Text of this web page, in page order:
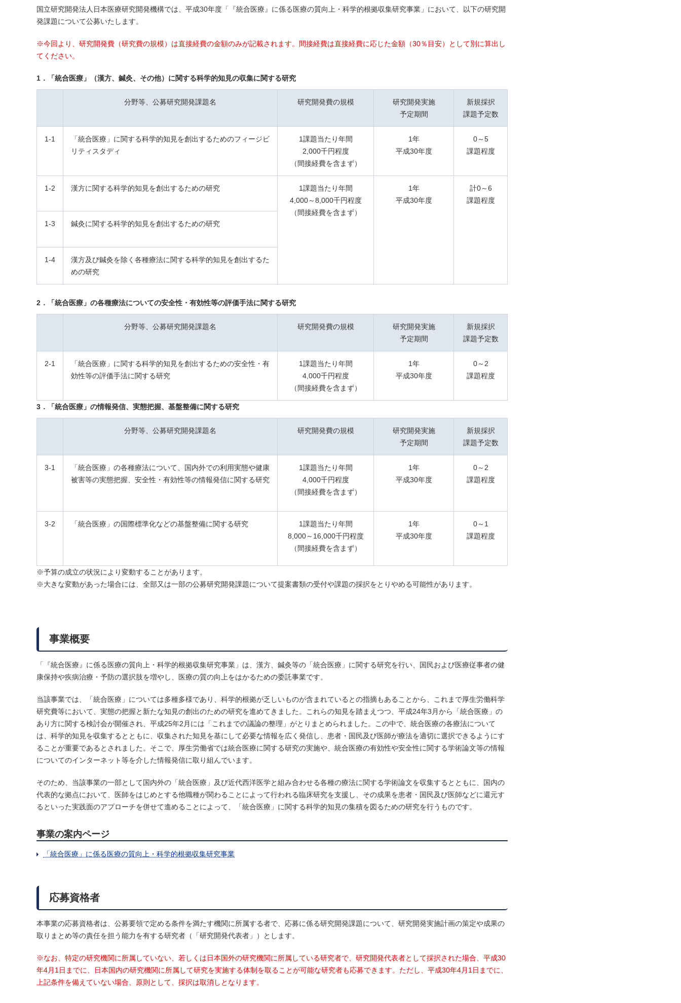
国立研究開発法人日本医療研究開発機構では、平成30年度「『統合医療』に係る医療の質向上・科学的根拠収集研究事業」において、以下の研究開
発課題について公募いたします。
※今回より、研究開発費（研究費の規模）は直接経費の金額のみが記載されます。間接経費は直接経費に応じた金額（30％目安）として別に算出し
てください。
1．「統合医療」（漢方、鍼灸、その他）に関する科学的知見の収集に関する研究
分野等、公募研究開発課題名 研究開発費の規模
研究開発実施
予定期間
新規採択
課題予定数
1-1
「統合医療」に関する科学的知見を創出するためのフィージビ
リティスタディ
1課題当たり年間
2,000千円程度
（間接経費を含まず）
1年
平成30年度
0～5
課題程度
1-2 漢方に関する科学的知見を創出するための研究
1課題当たり年間
4,000～8,000千円程度
（間接経費を含まず）
1年
平成30年度
計0～6
課題程度
1-3 鍼灸に関する科学的知見を創出するための研究
1-4
漢方及び鍼灸を除く各種療法に関する科学的知見を創出するた
めの研究
2．「統合医療」の各種療法についての安全性・有効性等の評価手法に関する研究
分野等、公募研究開発課題名 研究開発費の規模
研究開発実施
予定期間
新規採択
課題予定数
2-1
「統合医療」に関する科学的知見を創出するための安全性・有
効性等の評価手法に関する研究
1課題当たり年間
4,000千円程度
（間接経費を含まず）
1年
平成30年度
0～2
課題程度
3．「統合医療」の情報発信、実態把握、基盤整備に関する研究
分野等、公募研究開発課題名 研究開発費の規模
研究開発実施
予定期間
新規採択
課題予定数
3-1
「統合医療」の各種療法について、国内外での利用実態や健康
被害等の実態把握、安全性・有効性等の情報発信に関する研究
1課題当たり年間
4,000千円程度
（間接経費を含まず）
1年
平成30年度
0～2
課題程度
3-2 「統合医療」の国際標準化などの基盤整備に関する研究
1課題当たり年間
8,000～16,000千円程度
（間接経費を含まず）
1年
平成30年度
0～1
課題程度
※予算の成立の状況により変動することがあります。
※大きな変動があった場合には、全部又は一部の公募研究開発課題について提案書類の受付や課題の採択をとりやめる可能性があります。
事業概要
「『統合医療』に係る医療の質向上・科学的根拠収集研究事業」は、漢方、鍼灸等の「統合医療」に関する研究を行い、国民および医療従事者の健
康保持や疾病治療・予防の選択肢を増やし、医療の質の向上をはかるための委託事業です。
当該事業では、「統合医療」については多種多様であり、科学的根拠が乏しいものが含まれているとの指摘もあることから、これまで厚生労働科学
研究費等において、実態の把握と新たな知見の創出のための研究を進めてきました。これらの知見を踏まえつつ、平成24年3月から「統合医療」の
あり方に関する検討会が開催され、平成25年2月には「これまでの議論の整理」がとりまとめられました。この中で、統合医療の各療法について
は、科学的知見を収集するとともに、収集された知見を基にして必要な情報を広く発信し、患者・国民及び医師が療法を適切に選択できるようにす
ることが重要であるとされました。そこで、厚生労働省では統合医療に関する研究の実施や、統合医療の有効性や安全性に関する学術論文等の情報
についてのインターネット等を介した情報発信に取り組んでいます。
そのため、当該事業の一部として国内外の「統合医療」及び近代西洋医学と組み合わせる各種の療法に関する学術論文を収集するとともに、国内の
代表的な拠点において、医師をはじめとする他職種が関わることによって行われる臨床研究を支援し、その成果を患者・国民及び医師などに還元す
るといった実践面のアプローチを併せて進めることによって、「統合医療」に関する科学的知見の集積を図るための研究を行うものです。
事業の案内ページ
「統合医療」に係る医療の質向上・科学的根拠収集研究事業
応募資格者
本事業の応募資格者は、公募要領で定める条件を満たす機関に所属する者で、応募に係る研究開発課題について、研究開発実施計画の策定や成果の
取りまとめ等の責任を担う能力を有する研究者（「研究開発代表者」）とします。
※なお、特定の研究機関に所属していない、若しくは日本国外の研究機関に所属している研究者で、研究開発代表者として採択された場合、平成30
年4月1日までに、日本国内の研究機関に所属して研究を実施する体制を取ることが可能な研究者も応募できます。ただし、平成30年4月1日までに、
上記条件を備えていない場合、原則として、採択は取消しとなります。